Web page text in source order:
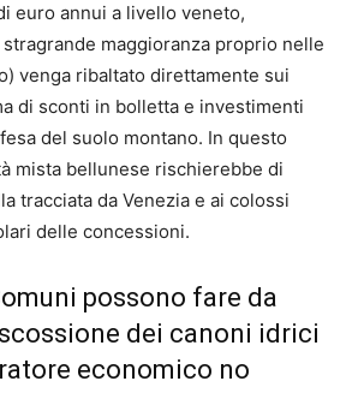
euro annui a livello veneto,
maggioranza proprio nelle
venga ribaltato direttamente sui
di sconti in bolletta e investimenti
del suolo montano. In questo
mista bellunese rischierebbe di
tracciata da Venezia e ai colossi
delle concessioni.
possono fare da
dei canoni idrici
economico no